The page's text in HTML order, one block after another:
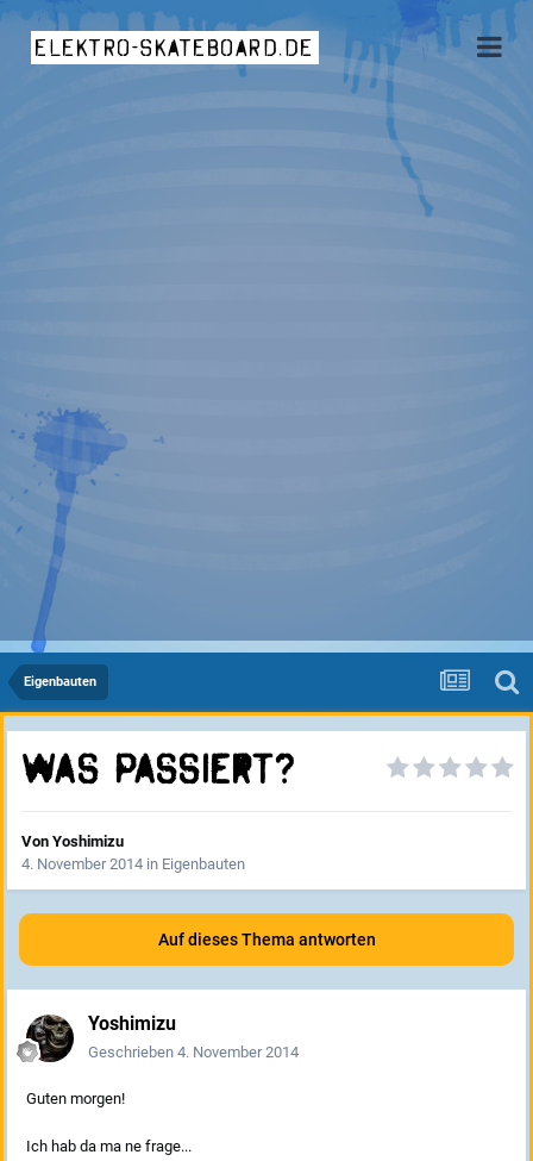
elektro-skateboard.de
Eigenbauten
Was passiert?
Von Yoshimizu
4. November 2014 in Eigenbauten
Auf dieses Thema antworten
Yoshimizu
Geschrieben 4. November 2014
Guten morgen!
Ich hab da ma ne frage...